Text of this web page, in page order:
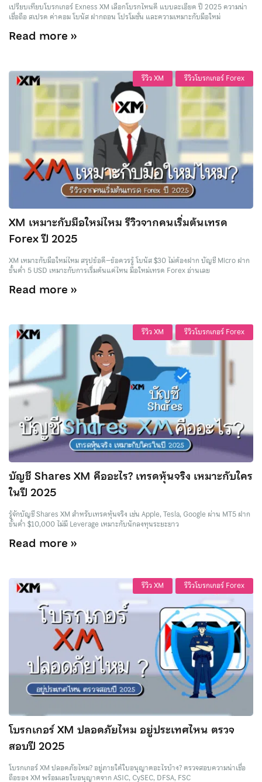
เปรียบเทียบโบรกเกอร์ Exness XM เลือกโบรกไหนดี แบบละเอียด ปี 2025 ความน่า
เชื่อถือ สเปรด ค่าคอม โบนัส ฝากถอน โปรโมชั่น และความเหมาะกับมือใหม่
Read more »
รีวิว XM รีวิวโบรกเกอร์ Forex
XM เหมาะกับมือใหม่ไหม รีวิวจากคนเริ่มต้นเทรด
Forex ปี 2025
XM เหมาะกับมือใหม่ไหม สรุปข้อดี–ข้อควรรู้ โบนัส $30 ไม่ต้องฝาก บัญชี Micro ฝาก
ขั้นต่ำ 5 USD เหมาะกับการเริ่มต้นแค่ไหน มือใหม่เทรด Forex อ่านเลย
Read more »
รีวิว XM รีวิวโบรกเกอร์ Forex
บัญชี Shares XM คืออะไร? เทรดหุ้นจริง เหมาะกับใคร
ในปี 2025
รู้จักบัญชี Shares XM สำหรับเทรดหุ้นจริง เช่น Apple, Tesla, Google ผ่าน MT5 ฝาก
ขั้นต่ำ $10,000 ไม่มี Leverage เหมาะกับนักลงทุนระยะยาว
Read more »
รีวิว XM รีวิวโบรกเกอร์ Forex
โบรกเกอร์ XM ปลอดภัยไหม อยู่ประเทศไหน ตรวจ
สอบปี 2025
โบรกเกอร์ XM ปลอดภัยไหม? อยู่ภายใต้ใบอนุญาตอะไรบ้าง? ตรวจสอบความน่าเชื่อ
ถือของ XM พร้อมเลขใบอนุญาตจาก ASIC, CySEC, DFSA, FSC